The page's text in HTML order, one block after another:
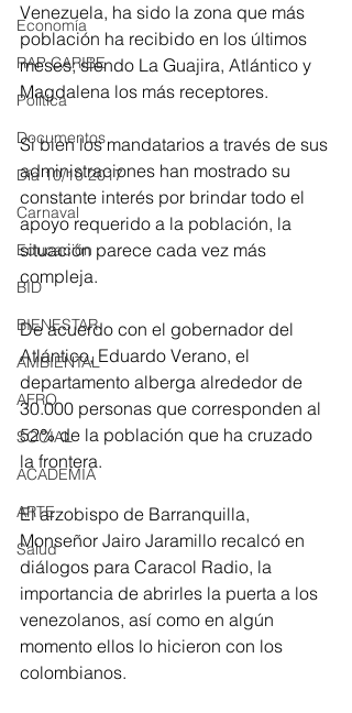
Economía
RAP CARIBE
Política
Documentos
Día 10/10 2017
Carnaval
Educación
BID
BIENESTAR
AMBIENTAL
AFRO
SOCIAL
ACADEMIA
ARTE
Salud
Venezuela, ha sido la zona que más
población ha recibido en los últimos
meses; siendo La Guajira, Atlántico y
Magdalena los más receptores.
Si bien los mandatarios a través de sus
administraciones han mostrado su
constante interés por brindar todo el
apoyo requerido a la población, la
situación parece cada vez más
compleja.
De acuerdo con el gobernador del
Atlántico, Eduardo Verano, el
departamento alberga alrededor de
30.000 personas que corresponden al
52% de la población que ha cruzado
la frontera.
El arzobispo de Barranquilla,
Monseñor Jairo Jaramillo recalcó en
diálogos para Caracol Radio, la
importancia de abrirles la puerta a los
venezolanos, así como en algún
momento ellos lo hicieron con los
colombianos.